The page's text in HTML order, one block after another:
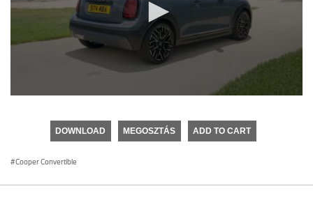
seconds
DOWNLOAD MEGOSZTÁS ADD TO CART
Cooper Convertible